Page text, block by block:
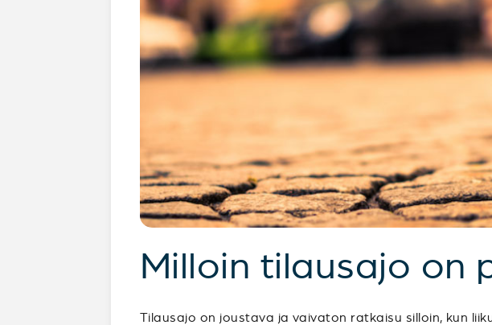
Milloin tilausajo on
Tilausajo on joustava ja vaivaton ratkaisu silloin, kun